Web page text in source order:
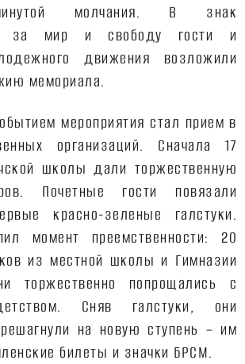
молчания. В знак
за мир и свободу гости и
движения возложили
мемориала.
мероприятия стал прием в
организаций. Сначала 17
школы дали торжественную
Почетные гости повязали
красно-зеленые галстуки.
момент преемственности: 20
из местной школы и Гимназии
попрощались с
Сняв галстуки, они
на новую ступень – им
билеты и значки БРСМ.